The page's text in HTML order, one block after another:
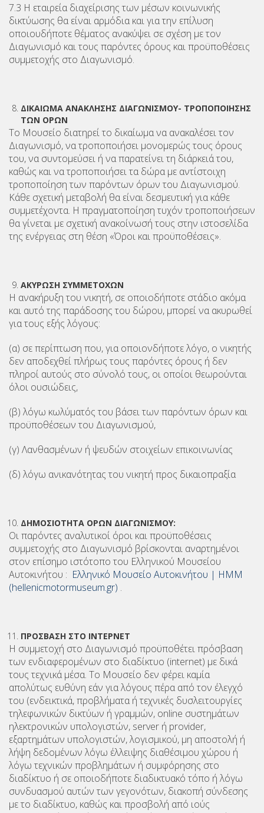
7.3 Η εταιρεία διαχείρισης των μέσων κοινωνικής
δικτύωσης θα είναι αρμόδια και για την επίλυση
οποιουδήποτε θέματος ανακύψει σε σχέση με τον
Διαγωνισμό και τους παρόντες όρους και προϋποθέσεις
συμμετοχής στο Διαγωνισμό.
ΔΙΚΑΙΩΜΑ ΑΝΑΚΛΗΣΗΣ ΔΙΑΓΩΝΙΣΜΟΥ- ΤΡΟΠΟΠΟΙΗΣΗΣ
ΤΩΝ ΟΡΩΝ
Το Μουσείο διατηρεί το δικαίωμα να ανακαλέσει τον
Διαγωνισμό, να τροποποιήσει μονομερώς τους όρους
του, να συντομεύσει ή να παρατείνει τη διάρκειά του,
καθώς και να τροποποιήσει τα δώρα με αντίστοιχη
τροποποίηση των παρόντων όρων του Διαγωνισμού.
Κάθε σχετική μεταβολή θα είναι δεσμευτική για κάθε
συμμετέχοντα. Η πραγματοποίηση τυχόν τροποποιήσεων
θα γίνεται με σχετική ανακοίνωσή τους στην ιστοσελίδα
της ενέργειας στη θέση «Όροι και προϋποθέσεις».
ΑΚΥΡΩΣΗ ΣΥΜΜΕΤΟΧΩΝ
Η ανακήρυξη του νικητή, σε οποιοδήποτε στάδιο ακόμα
και αυτό της παράδοσης του δώρου, μπορεί να ακυρωθεί
για τους εξής λόγους:
(α) σε περίπτωση που, για οποιονδήποτε λόγο, ο νικητής
δεν αποδεχθεί πλήρως τους παρόντες όρους ή δεν
πληροί αυτούς στο σύνολό τους, οι οποίοι θεωρούνται
όλοι ουσιώδεις,
(β) λόγω κωλύματός του βάσει των παρόντων όρων και
προϋποθέσεων του Διαγωνισμού,
(γ) Λανθασμένων ή ψευδών στοιχείων επικοινωνίας
(δ) λόγω ανικανότητας του νικητή προς δικαιοπραξία
ΔΗΜΟΣΙΟΤΗΤΑ ΟΡΩΝ ΔΙΑΓΩΝΙΣΜΟΥ:
Οι παρόντες αναλυτικοί όροι και προϋποθέσεις
συμμετοχής στο Διαγωνισμό βρίσκονται αναρτημένοι
στον επίσημο ιστότοπο του Ελληνικού Μουσείου
Αυτοκινήτου : Ελληνικό Μουσείο Αυτοκινήτου | HMM
(hellenicmotormuseum.gr) .
ΠΡΟΣΒΑΣΗ ΣΤΟ ΙΝΤΕΡΝΕΤ
Η συμμετοχή στο Διαγωνισμό προϋποθέτει πρόσβαση
των ενδιαφερομένων στο διαδίκτυο (internet) με δικά
τους τεχνικά μέσα. Το Μουσείο δεν φέρει καμία
απολύτως ευθύνη εάν για λόγους πέρα από τον έλεγχό
του (ενδεικτικά, προβλήματα ή τεχνικές δυσλειτουργίες
τηλεφωνικών δικτύων ή γραμμών, online συστημάτων
ηλεκτρονικών υπολογιστών, server ή provider,
εξαρτημάτων υπολογιστών, λογισμικού, μη αποστολή ή
λήψη δεδομένων λόγω έλλειψης διαθέσιμου χώρου ή
λόγω τεχνικών προβλημάτων ή συμφόρησης στο
διαδίκτυο ή σε οποιοδήποτε διαδικτυακό τόπο ή λόγω
συνδυασμού αυτών των γεγονότων, διακοπή σύνδεσης
με το διαδίκτυο, καθώς και προσβολή από ιούς